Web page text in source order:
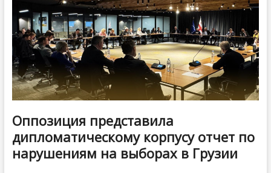
Оппозиция представила
дипломатическому корпусу отчет по
нарушениям на выборах в Грузии